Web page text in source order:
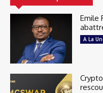
Emile
A La